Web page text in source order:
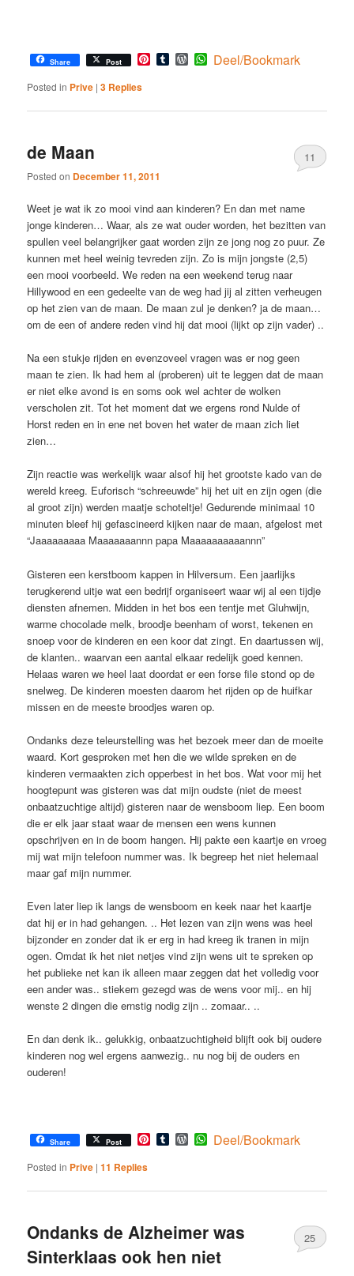
Share Post Pinterest
TumblrWordPress
WhatsApp
Deel/Bookmark
Posted in Prive |3 Replies
de Maan
Posted on December 11, 2011
11
Weet je wat ik zo mooi vind aan kinderen? En dan met name
jonge kinderen… Waar, als ze wat ouder worden, het bezitten van
spullen veel belangrijker gaat worden zijn ze jong nog zo puur. Ze
kunnen met heel weinig tevreden zijn. Zo is mijn jongste (2,5)
een mooi voorbeeld. We reden na een weekend terug naar
Hillywood en een gedeelte van de weg had jij al zitten verheugen
op het zien van de maan. De maan zul je denken? ja de maan…
om de een of andere reden vind hij dat mooi (lijkt op zijn vader) ..
Na een stukje rijden en evenzoveel vragen was er nog geen
maan te zien. Ik had hem al (proberen) uit te leggen dat de maan
er niet elke avond is en soms ook wel achter de wolken
verscholen zit. Tot het moment dat we ergens rond Nulde of
Horst reden en in ene net boven het water de maan zich liet
zien…
Zijn reactie was werkelijk waar alsof hij het grootste kado van de
wereld kreeg. Euforisch “schreeuwde” hij het uit en zijn ogen (die
al groot zijn) werden maatje schoteltje! Gedurende minimaal 10
minuten bleef hij gefascineerd kijken naar de maan, afgelost met
“Jaaaaaaaaa Maaaaaaannn papa Maaaaaaaaaannn”
Gisteren een kerstboom kappen in Hilversum. Een jaarlijks
terugkerend uitje wat een bedrijf organiseert waar wij al een tijdje
diensten afnemen. Midden in het bos een tentje met Gluhwijn,
warme chocolade melk, broodje beenham of worst, tekenen en
snoep voor de kinderen en een koor dat zingt. En daartussen wij,
de klanten.. waarvan een aantal elkaar redelijk goed kennen.
Helaas waren we heel laat doordat er een forse file stond op de
snelweg. De kinderen moesten daarom het rijden op de huifkar
missen en de meeste broodjes waren op.
Ondanks deze teleurstelling was het bezoek meer dan de moeite
waard. Kort gesproken met hen die we wilde spreken en de
kinderen vermaakten zich opperbest in het bos. Wat voor mij het
hoogtepunt was gisteren was dat mijn oudste (niet de meest
onbaatzuchtige altijd) gisteren naar de wensboom liep. Een boom
die er elk jaar staat waar de mensen een wens kunnen
opschrijven en in de boom hangen. Hij pakte een kaartje en vroeg
mij wat mijn telefoon nummer was. Ik begreep het niet helemaal
maar gaf mijn nummer.
Even later liep ik langs de wensboom en keek naar het kaartje
dat hij er in had gehangen. .. Het lezen van zijn wens was heel
bijzonder en zonder dat ik er erg in had kreeg ik tranen in mijn
ogen. Omdat ik het niet netjes vind zijn wens uit te spreken op
het publieke net kan ik alleen maar zeggen dat het volledig voor
een ander was.. stiekem gezegd was de wens voor mij.. en hij
wenste 2 dingen die ernstig nodig zijn .. zomaar.. ..
En dan denk ik.. gelukkig, onbaatzuchtigheid blijft ook bij oudere
kinderen nog wel ergens aanwezig.. nu nog bij de ouders en
ouderen!
Share Post Pinterest
TumblrWordPress
WhatsApp
Deel/Bookmark
Posted in Prive |11 Replies
Ondanks de Alzheimer was
Sinterklaas ook hen niet
25